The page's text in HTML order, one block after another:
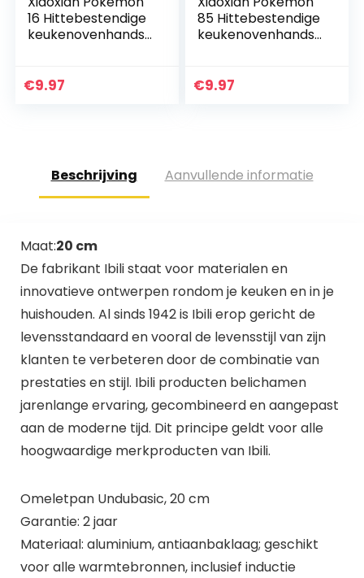
16 Hittebestendige
keukenovenhandsc
n en
€9.97
85 Hittebestendige
keukenovenhandsc
n en
€9.97
Beschrijving Aanvullende informatie
Maat:20 cm
De fabrikant Ibili staat voor materialen en
innovatieve ontwerpen rondom je keuken en in je
huishouden. Al sinds 1942 is Ibili erop gericht de
levensstandaard en vooral de levensstijl van zijn
klanten te verbeteren door de combinatie van
prestaties en stijl. Ibili producten belichamen
jarenlange ervaring, gecombineerd en aangepast
aan de moderne tijd. Dit principe geldt voor alle
hoogwaardige merkproducten van Ibili.
Omeletpan Undubasic, 20 cm
Garantie: 2 jaar
Materiaal: aluminium, antiaanbaklaag; geschikt
voor alle warmtebronnen, inclusief inductie